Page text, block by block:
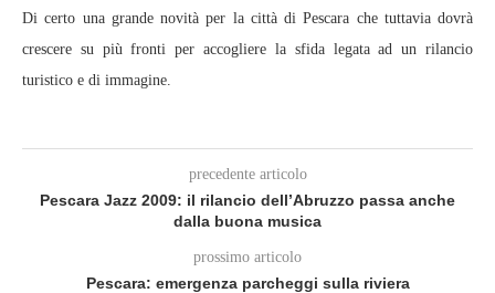
Di certo una grande novità per la città di Pescara che tuttavia dovrà
crescere su più fronti per accogliere la sfida legata ad un rilancio
turistico e di immagine.
precedente articolo
Pescara Jazz 2009: il rilancio dell’Abruzzo passa anche
dalla buona musica
prossimo articolo
Pescara: emergenza parcheggi sulla riviera